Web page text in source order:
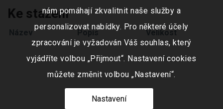
Ke stažení
Název Popis Velikost
nám pomáhají zkvalitnit naše služby a
personalizovat nabídky. Pro některé účely
zpracování je vyžadován Váš souhlas, který
vyjádříte volbou „Přijmout“. Nastavení cookies
můžete změnit volbou „Nastavení“.
Nastavení